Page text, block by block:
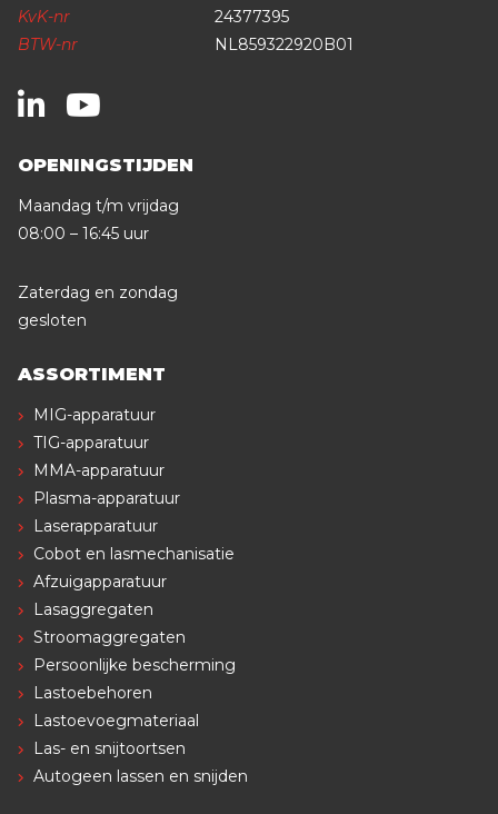
KvK-nr
24377395
BTW-nr
NL859322920B01
OPENINGSTIJDEN
Maandag t/m vrijdag
08:00 – 16:45 uur
Zaterdag en zondag
gesloten
ASSORTIMENT
MIG-apparatuur
TIG-apparatuur
MMA-apparatuur
Plasma-apparatuur
Laserapparatuur
Cobot en lasmechanisatie
Afzuigapparatuur
Lasaggregaten
Stroomaggregaten
Persoonlijke bescherming
Lastoebehoren
Lastoevoegmateriaal
Las- en snijtoortsen
Autogeen lassen en snijden